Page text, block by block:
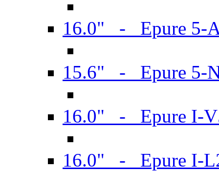
16.0" - Epure 5-
15.6" - Epure 5-
16.0" - Epure I-
16.0" - Epure I-